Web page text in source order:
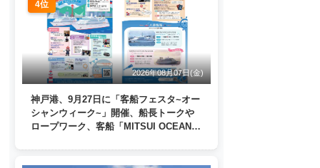
4位
2026年08月07日(金)
神戸港、9月27日に「客船フェスタ~オー
シャンウィーク~」開催、船長トークや
ロープワーク、客船「MITSUI OCEAN